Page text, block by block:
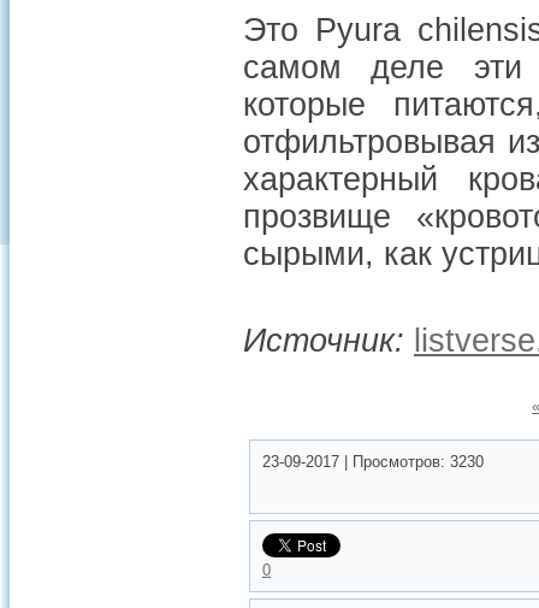
Это Pyura
самом деле эти
которые
отфильтровывая
характерный
прозвище
сырыми, как
Источник:
23-09-2017 Просмотров: 3230
0